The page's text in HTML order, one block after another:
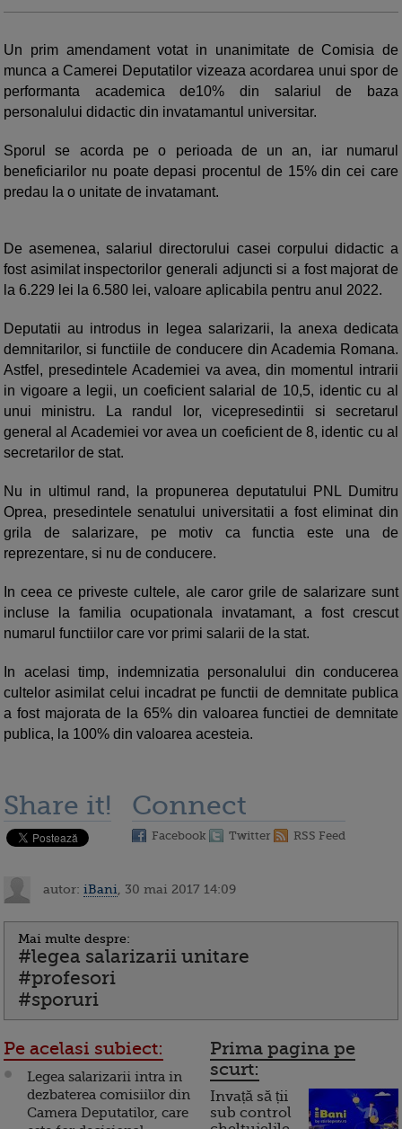
Un prim amendament votat in unanimitate de Comisia de
munca a Camerei Deputatilor vizeaza acordarea unui spor de
performanta academica de10% din salariul de baza
personalului didactic din invatamantul universitar.
Sporul se acorda pe o perioada de un an, iar numarul
beneficiarilor nu poate depasi procentul de 15% din cei care
predau la o unitate de invatamant.
De asemenea, salariul directorului casei corpului didactic a
fost asimilat inspectorilor generali adjuncti si a fost majorat de
la 6.229 lei la 6.580 lei, valoare aplicabila pentru anul 2022.
Deputatii au introdus in legea salarizarii, la anexa dedicata
demnitarilor, si functiile de conducere din Academia Romana.
Astfel, presedintele Academiei va avea, din momentul intrarii
in vigoare a legii, un coeficient salarial de 10,5, identic cu al
unui ministru. La randul lor, vicepresedintii si secretarul
general al Academiei vor avea un coeficient de 8, identic cu al
secretarilor de stat.
Nu in ultimul rand, la propunerea deputatului PNL Dumitru
Oprea, presedintele senatului universitatii a fost eliminat din
grila de salarizare, pe motiv ca functia este una de
reprezentare, si nu de conducere.
In ceea ce priveste cultele, ale caror grile de salarizare sunt
incluse la familia ocupationala invatamant, a fost crescut
numarul functiilor care vor primi salarii de la stat.
In acelasi timp, indemnizatia personalului din conducerea
cultelor asimilat celui incadrat pe functii de demnitate publica
a fost majorata de la 65% din valoarea functiei de demnitate
publica, la 100% din valoarea acesteia.
Share it! Connect
Facebook Twitter RSS Feed
autor: iBani , 30 mai 2017 14:09
Mai multe despre:
#legea salarizarii unitare
#profesori
#sporuri
Pe acelasi subiect:
Legea salarizarii intra in
dezbaterea comisiilor din
Camera Deputatilor, care
Prima pagina pe
scurt:
Invață să ții
sub control